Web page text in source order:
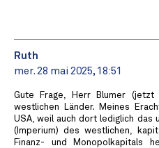
Ruth
mer. 28 mai 2025, 18:51
Gute Frage, Herr Blumer
westlichen Länder. Meines
USA, weil auch dort lediglich das
(Imperium) des westlichen,
Finanz- und Monopolkapitals